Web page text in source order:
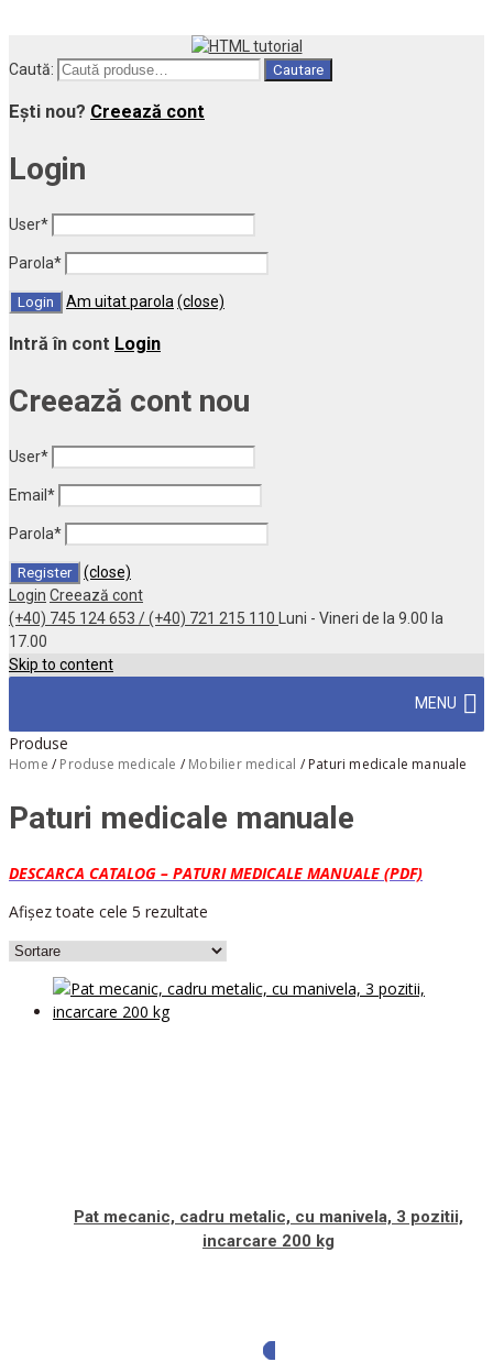
Caută: Cautare
Ești nou? Creează cont
Login
User*
Parola*
Am uitat parola (close)
Intră în cont Login
Creează cont nou
User*
Email *
Parola*
(close)
Login Creează cont
(+40) 745 124 653 / (+40) 721 215 110
Luni - Vineri de la 9.00 la
17.00
Skip to content
MENU
Produse
Home / Produse medicale / Mobilier medical / Paturi medicale manuale
Paturi medicale manuale
DESCARCA CATALOG – PATURI MEDICALE MANUALE (PDF)
Afișez toate cele 5 rezultate
Pat mecanic, cadru metalic, cu manivela, 3 pozitii,
incarcare 200 kg